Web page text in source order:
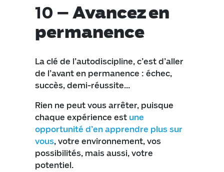
10 –Avancez en
permanence
La clé de l’autodiscipline, c’est d’aller
de l’avant en permanence : échec,
succès, demi-réussite…
Rien ne peut vous arrêter, puisque
chaque expérience est une
opportunité d’en apprendre plus sur
vous, votre environnement, vos
possibilités, mais aussi, votre
potentiel.